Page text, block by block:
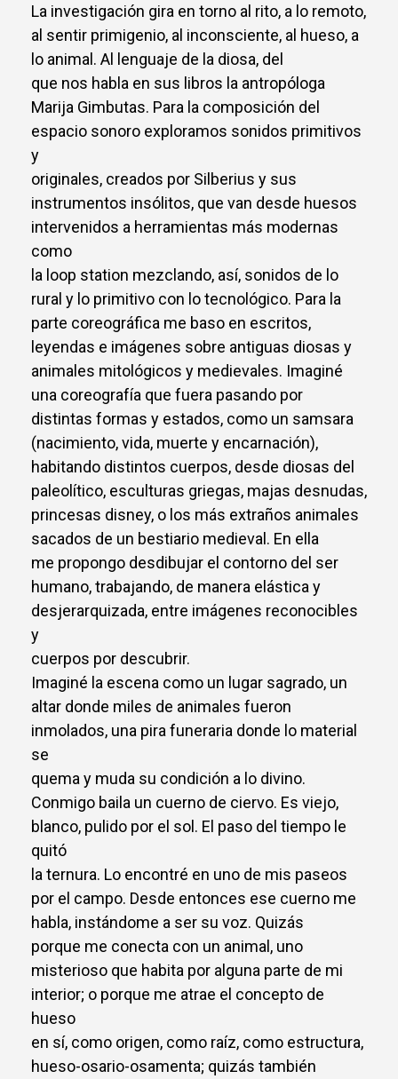
La investigación gira en torno al rito, a lo remoto,
al sentir primigenio, al inconsciente, al hueso, a
lo animal. Al lenguaje de la diosa, del
que nos habla en sus libros la antropóloga
Marija Gimbutas. Para la composición del
espacio sonoro exploramos sonidos primitivos
y
originales, creados por Silberius y sus
instrumentos insólitos, que van desde huesos
intervenidos a herramientas más modernas
como
la loop station mezclando, así, sonidos de lo
rural y lo primitivo con lo tecnológico. Para la
parte coreográfica me baso en escritos,
leyendas e imágenes sobre antiguas diosas y
animales mitológicos y medievales. Imaginé
una coreografía que fuera pasando por
distintas formas y estados, como un samsara
(nacimiento, vida, muerte y encarnación),
habitando distintos cuerpos, desde diosas del
paleolítico, esculturas griegas, majas desnudas,
princesas disney, o los más extraños animales
sacados de un bestiario medieval. En ella
me propongo desdibujar el contorno del ser
humano, trabajando, de manera elástica y
desjerarquizada, entre imágenes reconocibles
y
cuerpos por descubrir.
Imaginé la escena como un lugar sagrado, un
altar donde miles de animales fueron
inmolados, una pira funeraria donde lo material
se
quema y muda su condición a lo divino.
Conmigo baila un cuerno de ciervo. Es viejo,
blanco, pulido por el sol. El paso del tiempo le
quitó
la ternura. Lo encontré en uno de mis paseos
por el campo. Desde entonces ese cuerno me
habla, instándome a ser su voz. Quizás
porque me conecta con un animal, uno
misterioso que habita por alguna parte de mi
interior; o porque me atrae el concepto de
hueso
en sí, como origen, como raíz, como estructura,
hueso-osario-osamenta; quizás también